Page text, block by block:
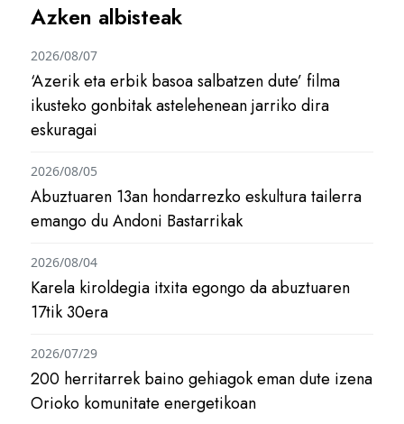
Azken albisteak
‘Azerik eta erbik basoa salbatzen dute’ filma
ikusteko gonbitak astelehenean jarriko dira
eskuragai
2026/08/07
Abuztuaren 13an hondarrezko eskultura tailerra
emango du Andoni Bastarrikak
2026/08/05
Karela kiroldegia itxita egongo da abuztuaren
17tik 30era
2026/08/04
200 herritarrek baino gehiagok eman dute izena
Orioko komunitate energetikoan
2026/07/29